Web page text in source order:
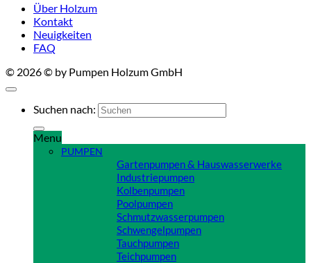
Über Holzum
Kontakt
Neuigkeiten
FAQ
© 2026 © by Pumpen Holzum GmbH
Suchen nach:
Menu
PUMPEN
Gartenpumpen & Hauswasserwerke
Industriepumpen
Kolbenpumpen
Poolpumpen
Schmutzwasserpumpen
Schwengelpumpen
Tauchpumpen
Teichpumpen